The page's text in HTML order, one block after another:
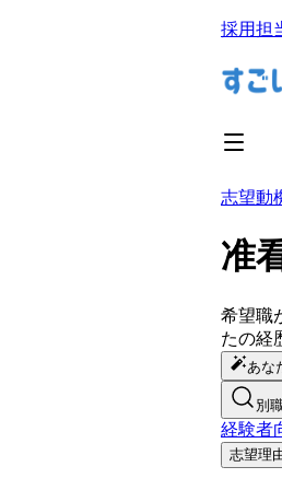
採用担
志望動
准
希望職
たの経
あな
別
経験者
志望理